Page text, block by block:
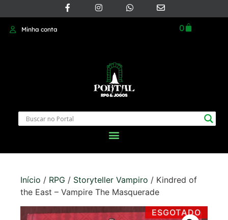
Minha conta 0
Início / RPG / Storyteller Vampiro / Kindred of
the East – Vampire The Masquerade
ESGOTADO